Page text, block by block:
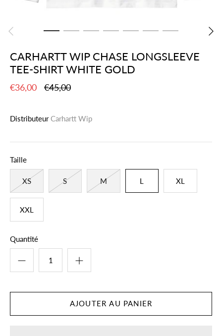
CARHARTT WIP CHASE LONGSLEEVE
TEE-SHIRT WHITE GOLD
€36,00 €45,00
Distributeur Carhartt Wip
Taille
XS S M L XL
XXL
Quantité